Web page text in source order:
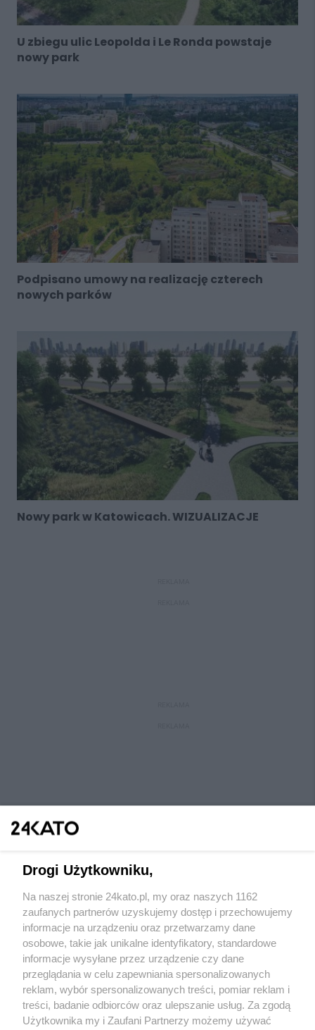
U zbiegu ulic Leopolda i Le Ronda powstaje
nowy park
Podpisano umowy na realizację czterech
nowych parków
Nowy park w Katowicach. WIZUALIZACJE
Wydawca mediów lokalnych
Nie zapomnij
zapoznać się z:
polityką prywatności regulamin korzystania z portali
Twojemiasto Skontaktuj sięz nami
Drogi Użytkowniku,
Na naszej stronie 24kato.pl, my oraz naszych 1162
zaufanych partnerów uzyskujemy dostęp i przechowujemy
informacje na urządzeniu oraz przetwarzamy dane
osobowe, takie jak unikalne identyfikatory, standardowe
informacje wysyłane przez urządzenie czy dane
przeglądania w celu zapewniania spersonalizowanych
reklam, wybór spersonalizowanych treści, pomiar reklam i
treści, badanie odbiorców oraz ulepszanie usług. Za zgodą
Użytkownika my i Zaufani Partnerzy możemy używać